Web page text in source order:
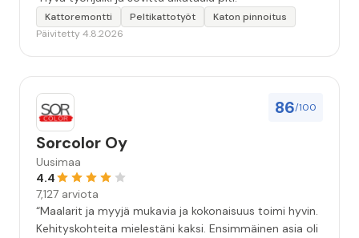
Kattoremontti Peltikattotyöt
Katon pinnoitus
Päivitetty 4.8.2026
86/100
Sorcolor Oy
Uusimaa
4.4
7,127 arviota
“Maalarit ja myyjä mukavia ja kokonaisuus toimi hyvin.
Kehityskohteita mielestäni kaksi. Ensimmäinen asia oli